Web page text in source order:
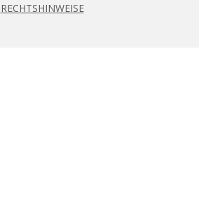
RECHTSHINWEISE